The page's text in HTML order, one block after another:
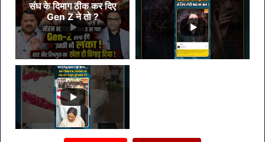
संघ के दिमाग ठीक कर दिए
Gen Z ने तो ?